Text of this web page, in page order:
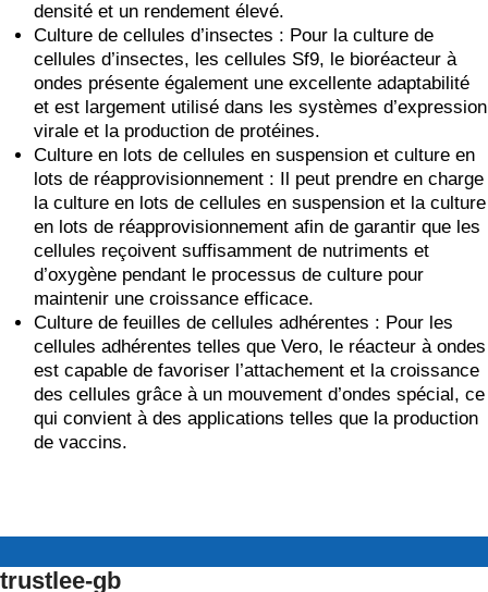
densité et un rendement élevé.
Culture de cellules d’insectes : Pour la culture de
cellules d’insectes, les cellules Sf9, le bioréacteur à
ondes présente également une excellente adaptabilité
et est largement utilisé dans les systèmes d’expression
virale et la production de protéines.
Culture en lots de cellules en suspension et culture en
lots de réapprovisionnement : Il peut prendre en charge
la culture en lots de cellules en suspension et la culture
en lots de réapprovisionnement afin de garantir que les
cellules reçoivent suffisamment de nutriments et
d’oxygène pendant le processus de culture pour
maintenir une croissance efficace.
Culture de feuilles de cellules adhérentes : Pour les
cellules adhérentes telles que Vero, le réacteur à ondes
est capable de favoriser l’attachement et la croissance
des cellules grâce à un mouvement d’ondes spécial, ce
qui convient à des applications telles que la production
de vaccins.
trustlee-gb